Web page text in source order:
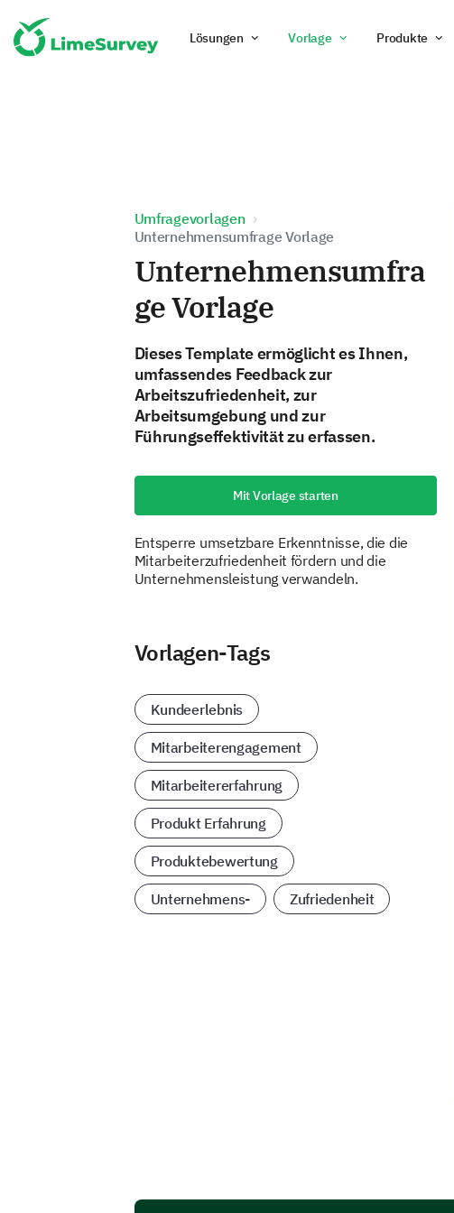
Lösungen Vorlage Produkte
Umfragevorlagen
Unternehmensumfrage Vorlage
Unternehmensumfra
ge Vorlage
Dieses Template ermöglicht es Ihnen,
umfassendes Feedback zur
Arbeitszufriedenheit, zur
Arbeitsumgebung und zur
Führungseffektivität zu erfassen.
Mit Vorlage starten
Entsperre umsetzbare Erkenntnisse, die die
Mitarbeiterzufriedenheit fördern und die
Unternehmensleistung verwandeln.
Vorlagen-Tags
Kundeerlebnis
Mitarbeiterengagement
Mitarbeitererfahrung
Produkt Erfahrung
Produktebewertung
Unternehmens- Zufriedenheit